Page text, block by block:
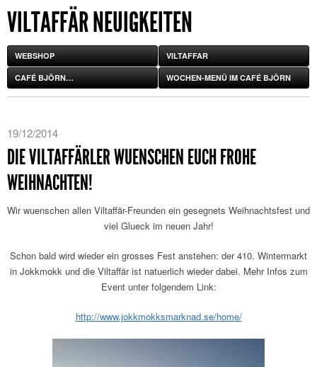
VILTAFFÄR NEUIGKEITEN
WEBSHOP VILTAFFAR
CAFÉ BJÖRN… WOCHEN-MENÜ IM CAFÉ BJÖRN
19/12/2014
DIE VILTAFFÄRLER WUENSCHEN EUCH FROHE
WEIHNACHTEN!
Wir wuenschen allen Viltaffär-Freunden ein gesegnets Weihnachtsfest und
viel Glueck im neuen Jahr!
Schon bald wird wieder ein grosses Fest anstehen: der 410. Wintermarkt
in Jokkmokk und die Viltaffär ist natuerlich wieder dabei. Mehr Infos zum
Event unter folgendem Link:
http://www.jokkmokksmarknad.se/home/